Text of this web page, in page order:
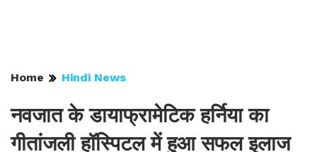
Home Hindi News
नवजात के डायाफ्रामेटिक हर्निया का
गीतांजली हॉस्पिटल में हुआ सफल इलाज